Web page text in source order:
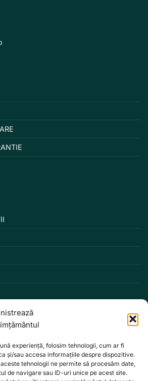
experiență, folosim tehnologii, cum ar fi
și/sau accesa informațiile despre dispozitive.
tehnologii ne permite să procesăm date,
de navigare sau ID-uri unice pe acest site.